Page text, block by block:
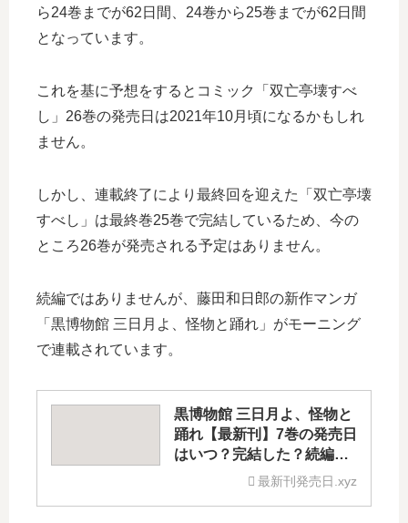
ら24巻までが62日間、24巻から25巻までが62日間
となっています。
これを基に予想をするとコミック「双亡亭壊すべ
し」26巻の発売日は2021年10月頃になるかもしれ
ません。
しかし、連載終了により最終回を迎えた「双亡亭壊
すべし」は最終巻25巻で完結しているため、今の
ところ26巻が発売される予定はありません。
続編ではありませんが、藤田和日郎の新作マンガ
「黒博物館 三日月よ、怪物と踊れ」がモーニング
で連載されています。
黒博物館 三日月よ、怪物と
踊れ【最新刊】7巻の発売日
はいつ？完結した？続編の
最新刊発売日.xyz